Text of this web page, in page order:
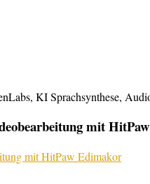
KI Sprachsynthese,
mit